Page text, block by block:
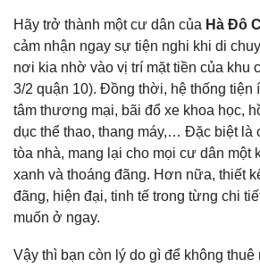
Hãy trở thành một cư dân của Hà Đô
cảm nhận ngay sự tiện nghi khi di
nơi kia nhờ vào vị trí mặt tiền của khu
3/2 quận 10). Đồng thời, hệ thống tiện
tâm thương mại, bãi đổ xe khoa học,
dục thể thao, thang máy,… Đặc biệt là
tòa nhà, mang lại cho mọi cư dân một
xanh và thoáng đãng. Hơn nữa, thiết
đãng, hiện đại, tinh tế trong từng chi
muốn ở ngay.
Vậy thì bạn còn lý do gì để không thuê